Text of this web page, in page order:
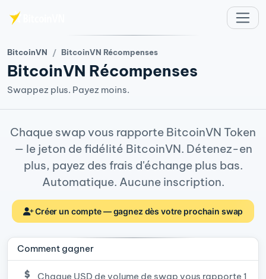
BitcoinVN BitcoinVN Récompenses
BitcoinVN Récompenses
Swappez plus. Payez moins.
Chaque swap vous rapporte BitcoinVN Token
— le jeton de fidélité BitcoinVN. Détenez-en
plus, payez des frais d'échange plus bas.
Automatique. Aucune inscription.
Créer un compte — gagnez dès votre prochain swap
Comment gagner
Chaque USD de volume de swap vous rapporte 1